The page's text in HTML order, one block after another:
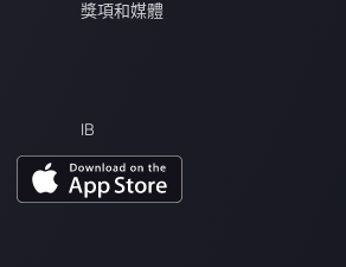
獎項和媒體
IB